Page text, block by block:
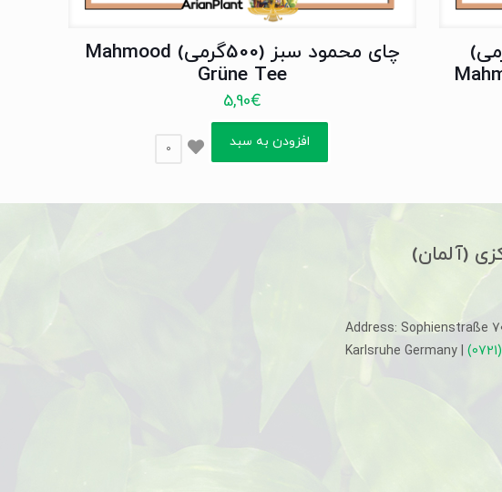
هندی (500گرمی)
چای محمود سبز (500گرمی) Mahmood
Grüne Tee
5,90€
افزودن به سبد 0
(آلمان)
Address: Sophienstraße
Karlsruhe Germany |